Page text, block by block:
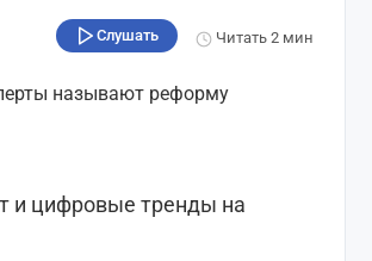
Слушать Читать2 мин
и цифровые тренды на